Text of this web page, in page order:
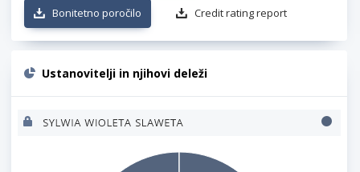
Bonitetno poročilo Credit rating report
Ustanovitelji in njihovi deleži